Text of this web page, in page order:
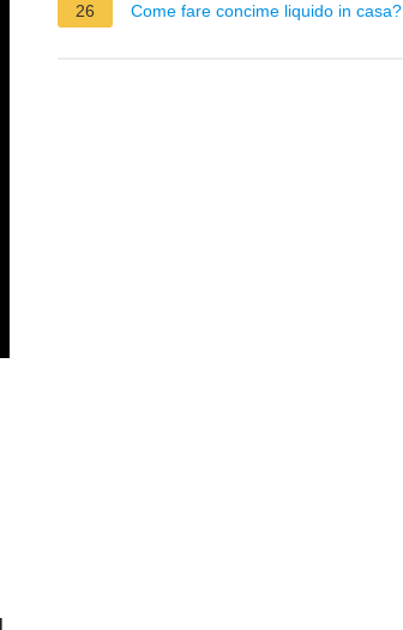
26 Come fare concime liquido in casa?